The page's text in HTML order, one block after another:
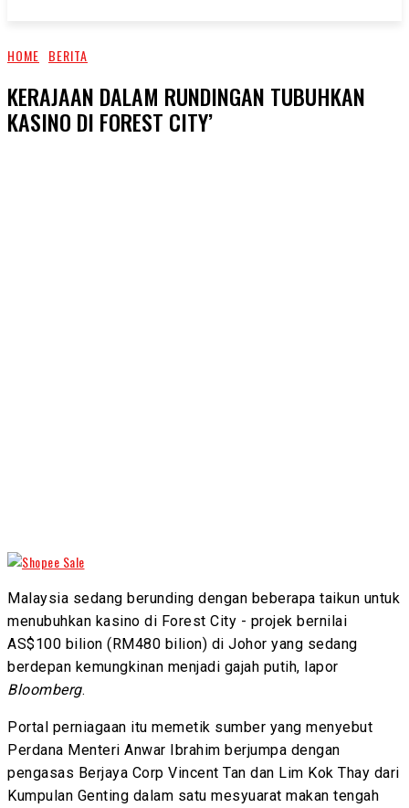
HOME BERITA
KERAJAAN DALAM RUNDINGAN TUBUHKAN
KASINO DI FOREST CITY’
Malaysia sedang berunding dengan beberapa taikun untuk
menubuhkan kasino di Forest City - projek bernilai
AS$100 bilion (RM480 bilion) di Johor yang sedang
berdepan kemungkinan menjadi gajah putih, lapor
Bloomberg.
Portal perniagaan itu memetik sumber yang menyebut
Perdana Menteri Anwar Ibrahim berjumpa dengan
pengasas Berjaya Corp Vincent Tan dan Lim Kok Thay dari
Kumpulan Genting dalam satu mesyuarat makan tengah